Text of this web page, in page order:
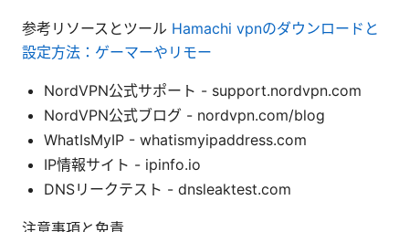
参考リソースとツール Hamachi vpnのダウンロードと
設定方法：ゲーマーやリモー
NordVPN公式サポート - support.nordvpn.com
NordVPN公式ブログ - nordvpn.com/blog
WhatIsMyIP - whatismyipaddress.com
IP情報サイト - ipinfo.io
DNSリークテスト - dnsleaktest.com
注意事項と免責